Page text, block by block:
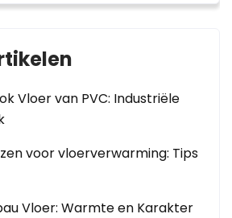
Vloer van PVC: Industriële
voor vloerverwarming: Tips
Vloer: Warmte en Karakter